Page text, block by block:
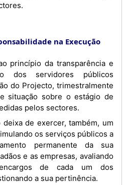
na Execução
dos servidores públicos
do Projecto, trimestralmente
situação sobre o estágio de
pelos sectores.
os serviços públicos a
permanente da sua
e as empresas, avaliando
de cada um dos
a sua pertinência.